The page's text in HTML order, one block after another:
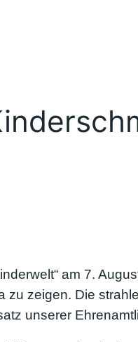
am 7.
zu zeigen. Die
unserer